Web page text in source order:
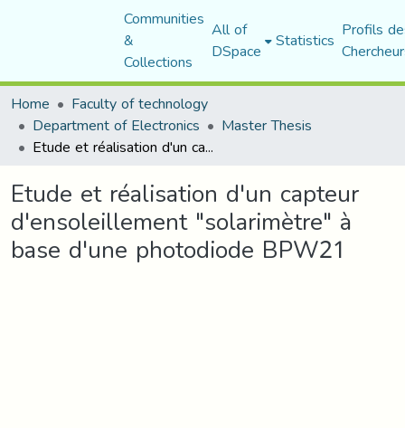
Communities
&
Collections
All of
DSpace Statistics Profils
Home
Faculty of technology
Department of Electronics Master Thesis
Etude et réalisation d'un capteur d'ensoleillement "solarimètre" à base d'une photodiode BPW21
Etude et réalisation d'un capteur
d'ensoleillement "solarimètre" à
base d'une photodiode BPW21